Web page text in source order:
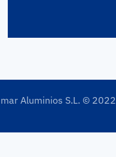
Aluminios S.L. © 2022